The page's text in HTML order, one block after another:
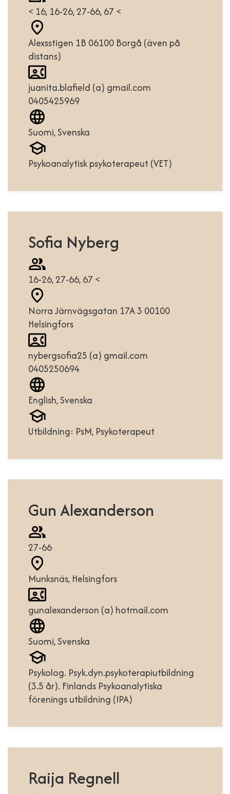
< 16, 16-26, 27-66, 67 <
Alexsstigen 1B 06100 Borgå (även på
distans)
juanita.blafield (a) gmail.com
0405425969
Suomi, Svenska
Psykoanalytisk psykoterapeut (VET)
Sofia Nyberg
16-26, 27-66, 67 <
Norra Järnvägsgatan 17A 3 00100
Helsingfors
nybergsofia25 (a) gmail.com
0405250694
English, Svenska
Utbildning: PsM, Psykoterapeut
Gun Alexanderson
27-66
Munksnäs, Helsingfors
gunalexanderson (a) hotmail.com
Suomi, Svenska
Psykolog. Psyk.dyn.psykoterapiutbildning
(3.5 år). Finlands Psykoanalytiska
förenings utbildning (IPA)
Raija Regnell